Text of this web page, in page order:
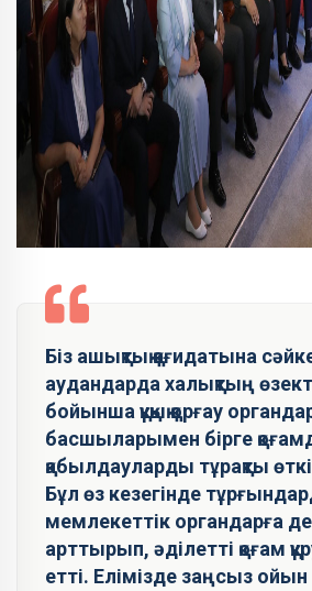
Біз ашықтық қағидатына
аудандарда халықтың
бойынша құқық қорғау
басшыларымен бірге
қабылдауларды тұрақты
Бұл өз кезегінде
мемлекеттік органдарға
арттырып, әділетті қоғам
етті. Елімізде заңсыз ойын